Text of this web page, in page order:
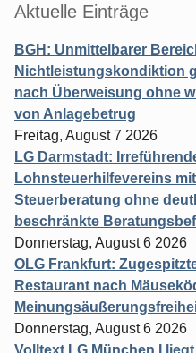
Aktuelle Einträge
BGH: Unmittelbarer
Nichtleistungskondiktion
nach Überweisung ohne
von Anlagebetrug
Freitag, August 7 2026
LG Darmstadt:
Lohnsteuerhilfevereins
Steuerberatung ohne
beschränkte
Donnerstag, August 6 2026
OLG Frankfurt:
Restaurant nach
Donnerstag, August 6 2026
Volltext LG München I